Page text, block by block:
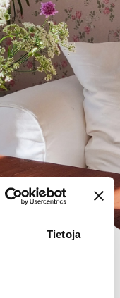
Tietoja